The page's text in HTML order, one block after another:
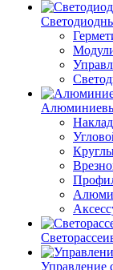
Управление